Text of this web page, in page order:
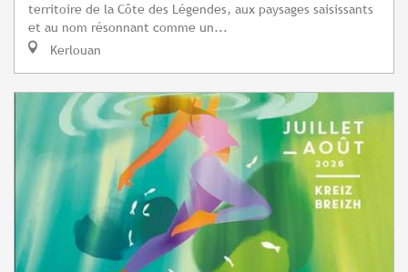
territoire de la Côte des Légendes, aux paysages saisissants
et au nom résonnant comme un...
Kerlouan